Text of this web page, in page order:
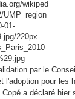
par le
l'adoption pour les
a déclaré hier